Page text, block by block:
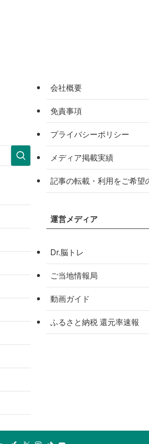
会社概要
免責事項
プライバシーポリシー
メディア掲載実績
記事の転載・利用をご希望
運営メディア
Dr.脳トレ
ご当地情報局
動画ガイド
ふるさと納税 還元率速報